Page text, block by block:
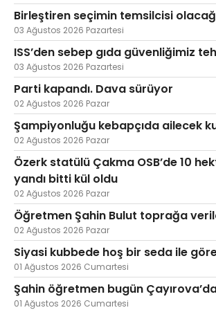
Birleştiren seçimin temsilcisi
03 Ağustos 2026 Pazartesi
ISS’den sebep gıda güvenliğimiz
03 Ağustos 2026 Pazartesi
Parti kapandı. Dava sürüyor
02 Ağustos 2026 Pazar
Şampiyonluğu kebapçıda ailecek
02 Ağustos 2026 Pazar
Özerk statülü Çakma OSB’de 10
yandı bitti kül oldu
02 Ağustos 2026 Pazar
Öğretmen Şahin Bulut toprağa
02 Ağustos 2026 Pazar
Siyasi kubbede hoş bir seda ile
01 Ağustos 2026 Cumartesi
Şahin öğretmen bugün
01 Ağustos 2026 Cumartesi